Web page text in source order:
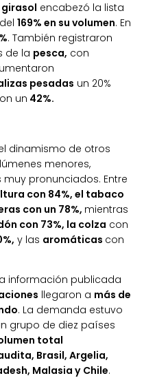
girasol encabezó la lista
169% en su volumen. En
. También registraron
de la pesca, con
pesadas un 20%
un 42%.
dinamismo de otros
menores,
pronunciados. Entre
con 84%, el tabaco
con un 78%, mientras
con 73%, la colza con
y las aromáticas con
información publicada
llegaron a más de
. La demanda estuvo
grupo de diez países
total
Brasil, Argelia,
Malasia y Chile.